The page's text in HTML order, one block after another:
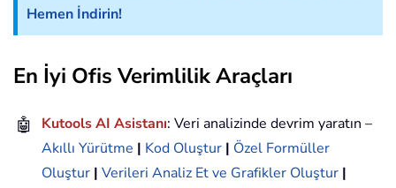
Hemen İndirin!
En İyi Ofis Verimlilik Araçları
🤖 Kutools AI Asistanı: Veri analizinde devrim yaratın –
Akıllı Yürütme | Kod Oluştur | Özel Formüller
Oluştur | Verileri Analiz Et ve Grafikler Oluştur |